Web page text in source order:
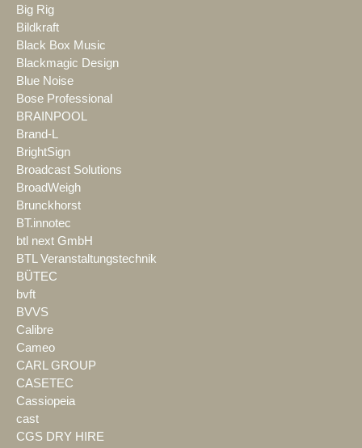
Big Rig
Bildkraft
Black Box Music
Blackmagic Design
Blue Noise
Bose Professional
BRAINPOOL
Brand-L
BrightSign
Broadcast Solutions
BroadWeigh
Brunckhorst
BT.innotec
btl next GmbH
BTL Veranstaltungstechnik
BÜTEC
bvft
BVVS
Calibre
Cameo
CARL GROUP
CASETEC
Cassiopeia
cast
CGS DRY HIRE